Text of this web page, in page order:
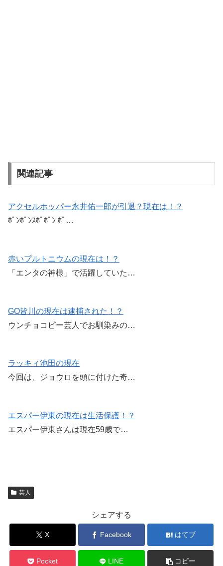
関連記事
アクセルホッパー永井佑一郎が引退？現在は！？
ﾎﾟﾝﾎﾟﾝｽﾎﾟﾎﾟﾝ ﾎﾟ…
赤いプルトニウムの現在は！？
「エンタの神様」で活躍していた…
GO皆川の現在は逮捕された！？
ウンチョコピー芸人でお馴染みの…
ラッキィ池田の現在
今回は、ジョウロを頭に付けた奇…
エスパー伊東の現在は生活保護！？
エスパー伊東さんは現在59歳で…
芸人
シェアする
X Facebook はてブ
Pocket LINE コピー